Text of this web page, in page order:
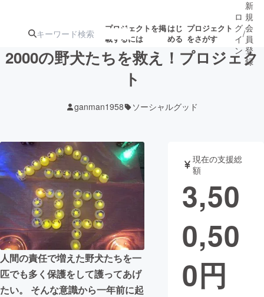
プロジェクトを掲
載するには
はじ
める
プロジェクト
をさがす
ターン
ジェクト
ロジェクト
アート・写真 音楽
テクノロジー・ガジェット ゲーム・サ
映像・映画
ビジネス・起業
まちづくり・地域活性化
ロ
グ
イ
ン
/
新
規
会
員
登
録
2000の野犬たちを救え！プロジェク
ト
ganman1958 ソーシャルグッド
人間の責任で増えた野犬たちを一
匹でも多く保護をして護ってあげ
たい。 そんな意識から一年前に起
現在の支援総
額
3,50
0,50
0円